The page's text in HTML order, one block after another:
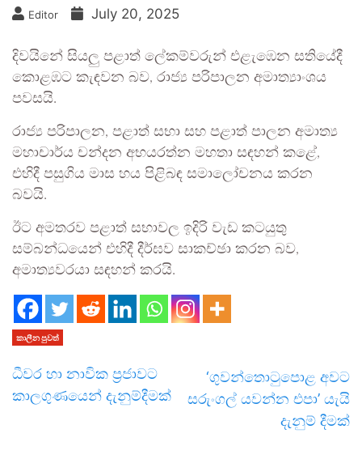
Editor July 20, 2025
දිවයිනේ සියලු පළාත් ලේකම්වරුන් එළැඹෙන සතියේදී
කොළඹට කැඳවන බව, රාජ්‍ය පරිපාලන අමාත්‍යාංශය
පවසයි.
රාජ්‍ය පරිපාලන, පළාත් සභා සහ පළාත් පාලන අමාත්‍ය
මහාචාර්ය චන්දන අභයරත්න මහතා සඳහන් කළේ,
එහිදී පසුගිය මාස හය පිළිබඳ සමාලෝචනය කරන
බවයි.
ඊට අමතරව පළාත් සභාවල ඉදිරි වැඩ කටයුතු
සම්බන්ධයෙන් එහිදී දීර්ඝව සාකච්ඡා කරන බව,
අමාත්‍යවරයා සඳහන් කරයි.
කාලීන පුවත්
ධීවර හා නාවික ප්‍රජාවට
කාලගුණයෙන් දැනුම්දීමක්
‘ගුවන්තොටුපොළ අවට
සරුංගල් යවන්න එපා’ යැයි
දැනුම් දීමක්